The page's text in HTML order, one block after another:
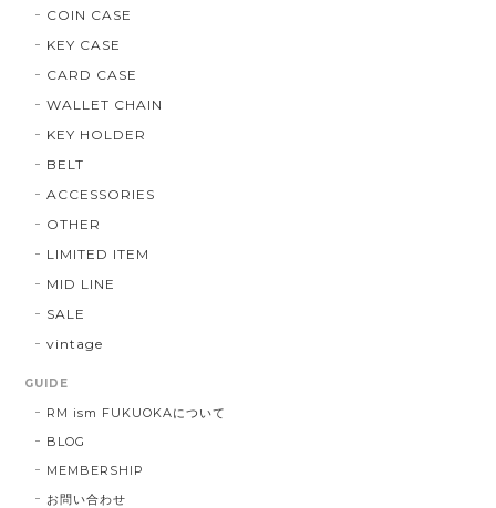
COIN CASE
KEY CASE
CARD CASE
WALLET CHAIN
KEY HOLDER
BELT
ACCESSORIES
OTHER
LIMITED ITEM
MID LINE
SALE
vintage
GUIDE
RM ism FUKUOKAについて
BLOG
MEMBERSHIP
お問い合わせ